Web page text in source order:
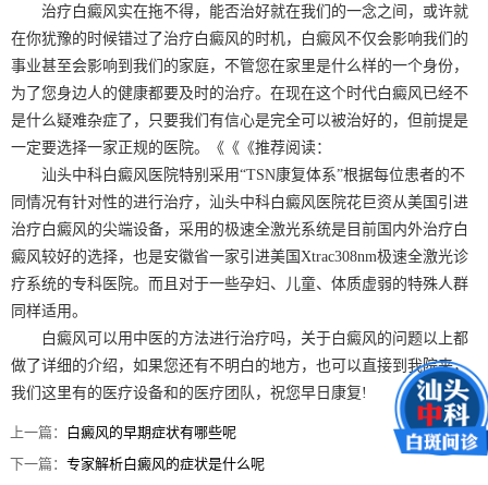
治疗白癜风实在拖不得，能否治好就在我们的一念之间，或许就
在你犹豫的时候错过了治疗白癜风的时机，白癜风不仅会影响我们的
事业甚至会影响到我们的家庭，不管您在家里是什么样的一个身份，
为了您身边人的健康都要及时的治疗。在现在这个时代白癜风已经不
是什么疑难杂症了，只要我们有信心是完全可以被治好的，但前提是
一定要选择一家正规的医院。《《《推荐阅读：
汕头中科白癜风医院特别采用“TSN康复体系”根据每位患者的不
同情况有针对性的进行治疗，汕头中科白癜风医院花巨资从美国引进
治疗白癜风的尖端设备，采用的极速全激光系统是目前国内外治疗白
癜风较好的选择，也是安徽省一家引进美国Xtrac308nm极速全激光诊
疗系统的专科医院。而且对于一些孕妇、儿童、体质虚弱的特殊人群
同样适用。
白癜风可以用中医的方法进行治疗吗，关于白癜风的问题以上都
做了详细的介绍，如果您还有不明白的地方，也可以直接到我院来，
我们这里有的医疗设备和的医疗团队，祝您早日康复!
上一篇： 白癜风的早期症状有哪些呢
下一篇：专家解析白癜风的症状是什么呢